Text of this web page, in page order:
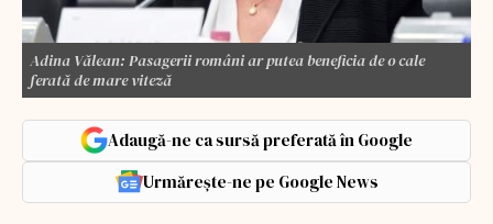
Adina Vălean: Pasagerii români ar putea beneficia de o cale
ferată de mare viteză
Adaugă-ne ca sursă preferată în Google
Urmărește-ne pe Google News